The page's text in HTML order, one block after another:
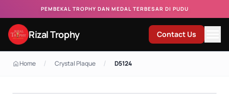
PEMBEKAL TROPHY DAN MEDAL TERBESAR DI PUDU
Rizal Trophy Contact Us
Home / Crystal Plaque / D5124